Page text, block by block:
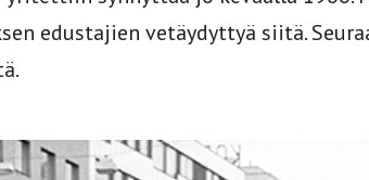
edustajien vetäydyttyä siitä.